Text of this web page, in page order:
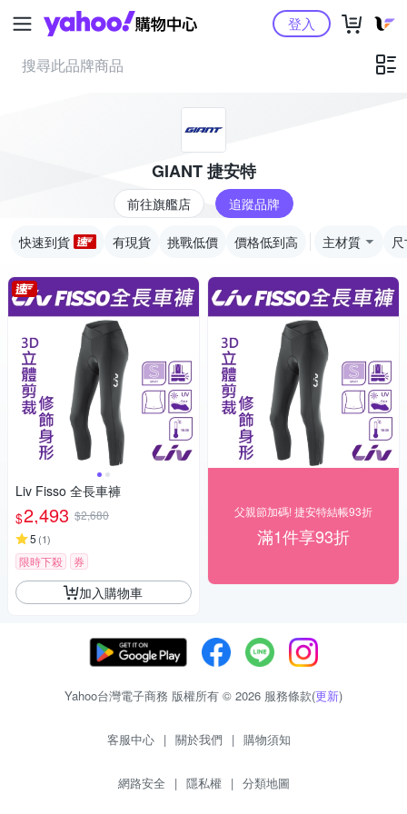
Yahoo購物中心登入
GIANT 捷安特
前往旗艦店 追蹤品牌
快速到貨 有現貨 挑戰低價 價格低到高 主材質
Liv Fisso 全長車褲
$2,493 $2,680
5 (1)
限時下殺 券
加入購物車
父親節加碼! 捷安特結帳93折
滿1件享93折
Yahoo台灣電子商務 版權所有 © 2026 服務條款(更新)
客服中心 | 關於我們 | 購物須知
網路安全 | 隱私權 | 分類地圖